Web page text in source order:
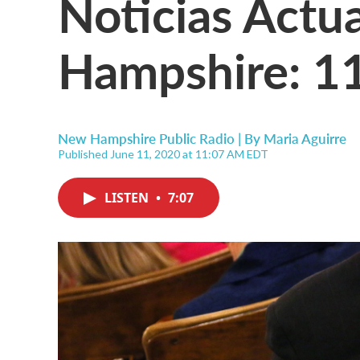
Hampshire:
New Hampshire Public Radio | By Maria Aguirre
Published June 11, 2020 at 11:07 AM EDT
LISTEN • 7:07